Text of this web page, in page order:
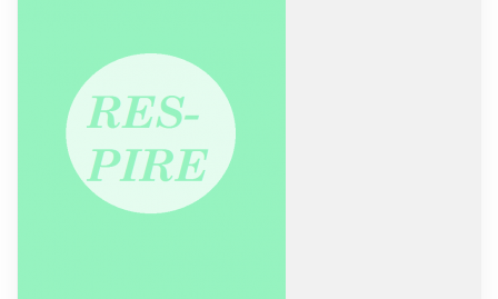
L’Hypnose Ericksonienne
Services
Séances individuelles Adultes
Séances Enfants et Adolescents
Séances collectives de Sophrologie
Ateliers et Sophro-Balades